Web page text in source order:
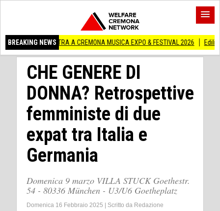
BREAKING NEWS
A CREMONA MUSICA EXPO & FESTIVAL 2026 Edilizia lombarda,
CHE GENERE DI
DONNA? Retrospettive
femministe di due
expat tra Italia e
Germania
Domenica 9 marzo VILLA STUCK Goethestr.
54 - 80336 München - U3/U6 Goetheplatz
Domenica 16 Febbraio 2025 Scritto da Redazione